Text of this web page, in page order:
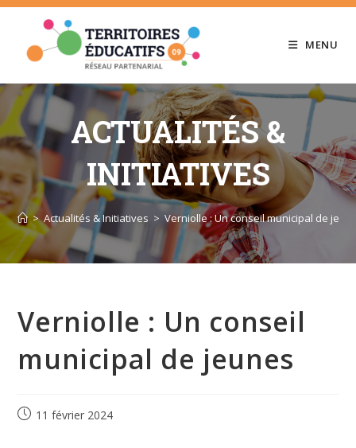
Skip
content
MENU
ACTUALITÉS &
INITIATIVES
> Actualités & Initiatives > Verniolle : Un conseil municipal de
Verniolle : Un conseil
municipal de jeunes
11 février 2024